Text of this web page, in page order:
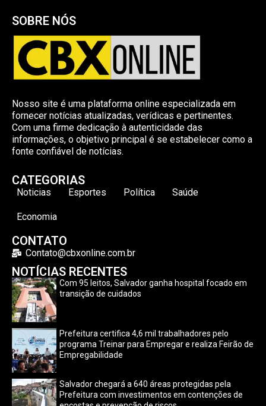
SOBRE NÓS
Nosso site é uma plataforma online especializada em
fornecer notícias atualizadas, verídicas e pertinentes.
Com uma firme dedicação à autenticidade das
informações, o objetivo principal é se estabelecer como a
fonte confiável de notícias.
CATEGORIAS
Noticias Esportes Política Saúde
Economia
CONTATO
Contato@cbxonline.com.br
NOTÍCIAS RECENTES
Com 95 leitos, Salvador ganha hospital focado em
transição de cuidados
Prefeitura certifica 4,6 mil trabalhadores pelo
programa Treinar para Empregar e realiza Feirão de
Empregabilidade
Salvador chegará a 640 áreas protegidas pela
Prefeitura com investimentos em contenções de